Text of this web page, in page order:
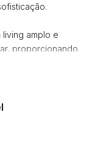
living amplo e
proporcionando
a dia e para
à área de
02 vagas
imediato,
o espaço e